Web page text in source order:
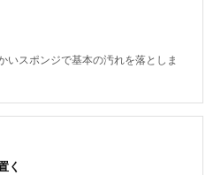
いスポンジで基本の汚れを落としま
く